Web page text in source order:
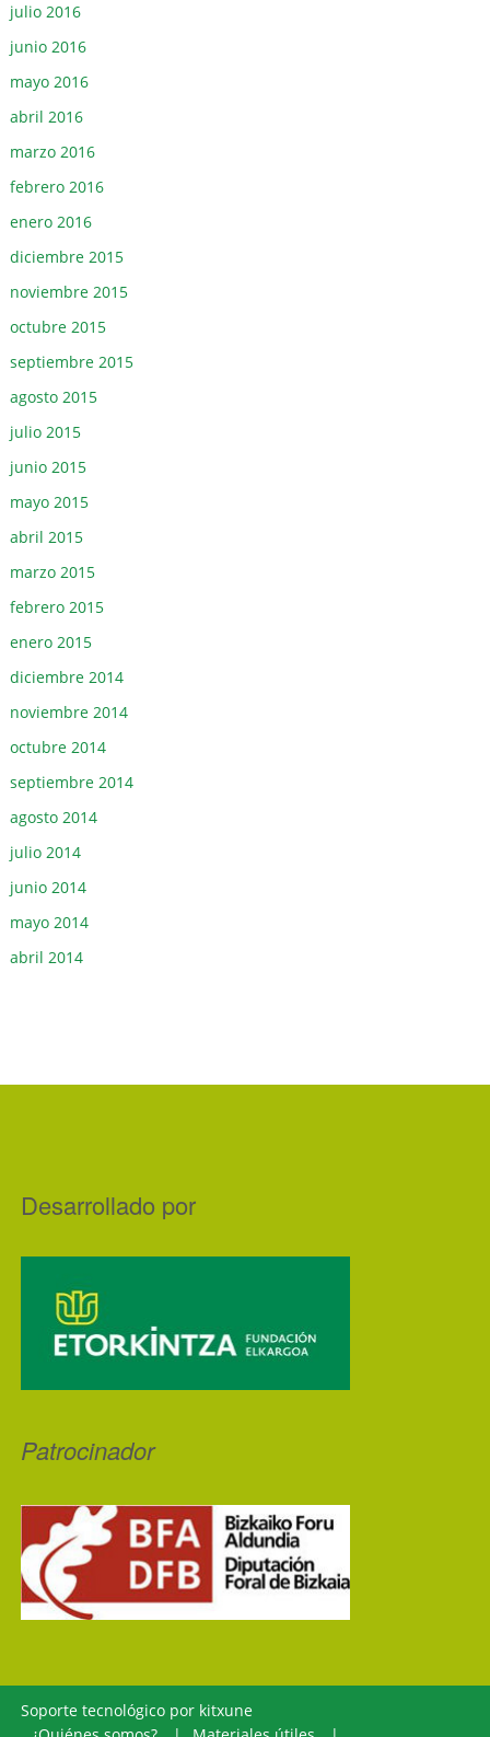
julio 2016
junio 2016
mayo 2016
abril 2016
marzo 2016
febrero 2016
enero 2016
diciembre 2015
noviembre 2015
octubre 2015
septiembre 2015
agosto 2015
julio 2015
junio 2015
mayo 2015
abril 2015
marzo 2015
febrero 2015
enero 2015
diciembre 2014
noviembre 2014
octubre 2014
septiembre 2014
agosto 2014
julio 2014
junio 2014
mayo 2014
abril 2014
Desarrollado por
Patrocinador
Soporte tecnológico por kitxune